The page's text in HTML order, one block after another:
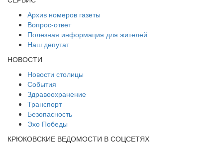
Архив номеров газеты
Вопрос-ответ
Полезная информация для жителей
Наш депутат
НОВОСТИ
Новости столицы
События
Здравоохранение
Транспорт
Безопасность
Эхо Победы
КРЮКОВСКИЕ ВЕДОМОСТИ В СОЦСЕТЯХ